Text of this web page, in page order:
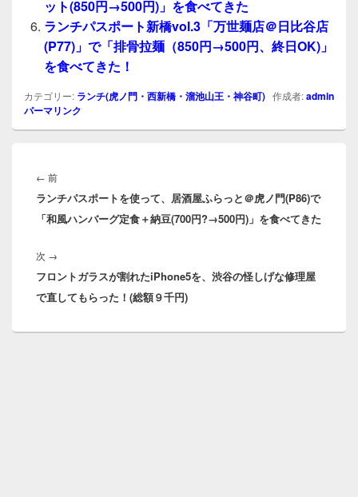
ット(850円→500円)」を食べてきた
ランチパスポート新橋vol.3「万世麺店＠日比谷店
(P77)」で「排骨拉麺（850円→500円、終日OK)」
を食べてきた！
カテゴリー: ランチ(虎ノ門・西新橋・溜池山王・神谷町) 作成者:admin
パーマリンク
稿
ナ
ビ
ゲ
シ
ョ
ン
← 前前
の
投
ランチパスポートを使って、居酒屋ふらっと＠虎ノ門(P86)で
「和風ハンバーグ定食＋納豆(700円?→500円)」を食べてきた
次 →
の
投
フロントガラスが割れたiPhone5を、渋谷の怪しげな修理屋
で直してもらった！(総額９千円)